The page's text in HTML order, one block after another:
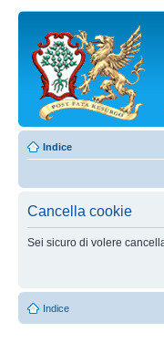
Indice
Cancella cookie
Sei sicuro di volere
Indice